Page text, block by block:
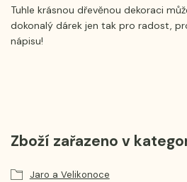
Tuhle krásnou dřevěnou dekoraci
dokonalý dárek jen tak pro radost,
nápisu!
Zboží zařazeno v
Jaro a Velikonoce